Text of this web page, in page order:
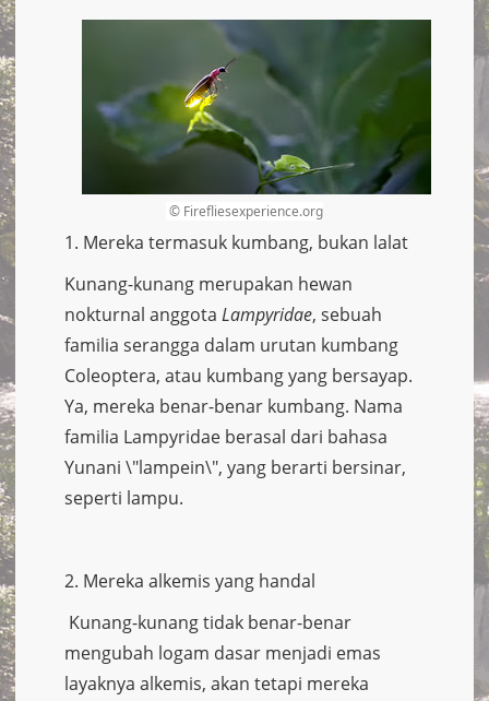
n
© Firefliesexperience.org
1. Mereka termasuk kumbang, bukan lalat
Kunang-kunang merupakan hewan
nokturnal anggota Lampyridae, sebuah
familia serangga dalam urutan kumbang
Coleoptera, atau kumbang yang bersayap.
Ya, mereka benar-benar kumbang. Nama
familia Lampyridae berasal dari bahasa
Yunani \"lampein\", yang berarti bersinar,
seperti lampu.
2. Mereka alkemis yang handal
Kunang-kunang tidak benar-benar
mengubah logam dasar menjadi emas
layaknya alkemis, akan tetapi mereka